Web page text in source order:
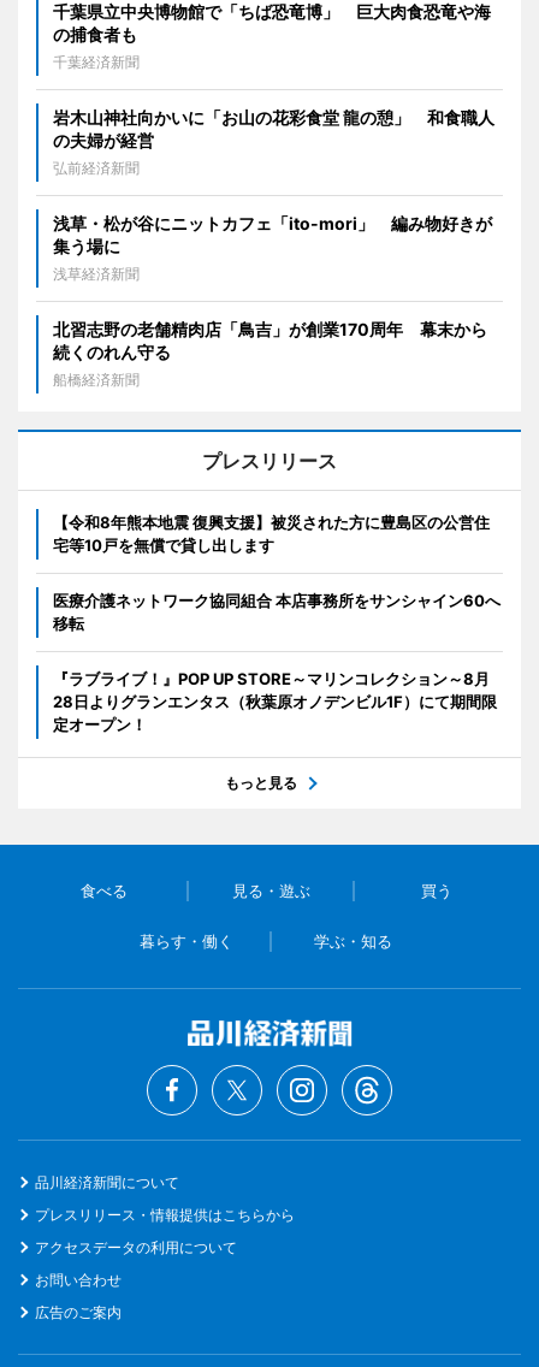
千葉県立中央博物館で「ちば恐竜博」 巨大肉食恐竜や海
の捕食者も
千葉経済新聞
岩木山神社向かいに「お山の花彩食堂 龍の憩」 和食職人
の夫婦が経営
弘前経済新聞
浅草・松が谷にニットカフェ「ito-mori」 編み物好きが
集う場に
浅草経済新聞
北習志野の老舗精肉店「鳥吉」が創業170周年 幕末から
続くのれん守る
船橋経済新聞
プレスリリース
【令和8年熊本地震 復興支援】被災された方に豊島区の公営住
宅等10戸を無償で貸し出します
医療介護ネットワーク協同組合 本店事務所をサンシャイン60へ
移転
『ラブライブ！』POP UP STORE～マリンコレクション～8月
28日よりグランエンタス（秋葉原オノデンビル1F）にて期間限
定オープン！
もっと見る
食べる 見る・遊ぶ 買う
暮らす・働く 学ぶ・知る
品川経済新聞について
プレスリリース・情報提供はこちらから
アクセスデータの利用について
お問い合わせ
広告のご案内